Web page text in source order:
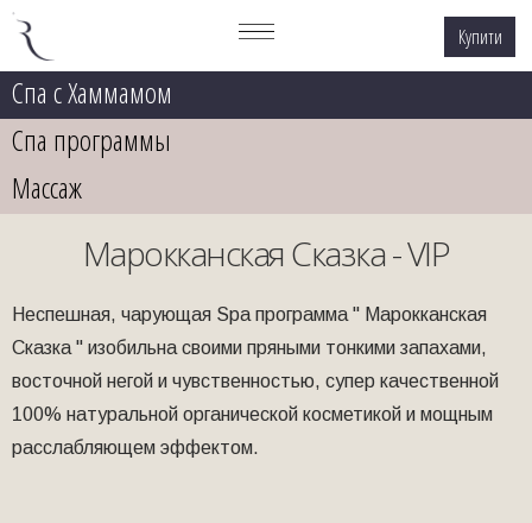
Купити
Спа с Хаммамом
Спа программы
Массаж
Марокканская Сказка - VIP
Неспешная, чарующая Spa программа " Марокканская
Сказка " изобильна своими пряными тонкими запахами,
восточной негой и чувственностью, супер качественной
100% натуральной органической косметикой и мощным
расслабляющем эффектом.